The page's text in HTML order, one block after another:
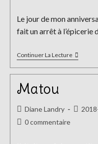
publication :
Le jour de mon
fait un arrêt à l’épicerie
Continuer La LectureHomards
Matou
Auteur/autrice
de
Diane Landry
Commentaires
0 commentaire